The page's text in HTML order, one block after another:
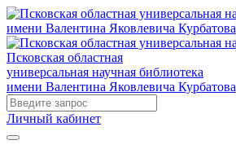
Псковская областная
универсальная научная библиотека
имени Валентина Яковлевича Курбатова
Личный кабинет